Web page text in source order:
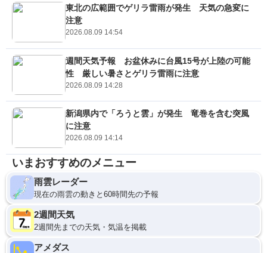
東北の広範囲でゲリラ雷雨が発生 天気の急変に
注意
2026.08.09 14:54
週間天気予報 お盆休みに台風15号が上陸の可能
性 厳しい暑さとゲリラ雷雨に注意
2026.08.09 14:28
新潟県内で「ろうと雲」が発生 竜巻を含む突風
に注意
2026.08.09 14:14
いまおすすめのメニュー
雨雲レーダー
現在の雨雲の動きと60時間先の予報
2週間天気
2週間先までの天気・気温を掲載
アメダス